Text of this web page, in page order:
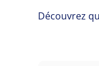
Découvrez